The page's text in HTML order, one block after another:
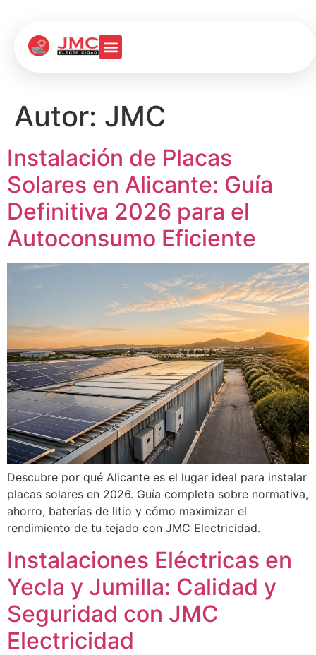
Autor: JMC
Instalación de Placas
Solares en Alicante: Guía
Definitiva 2026 para el
Autoconsumo Eficiente
Descubre por qué Alicante es el lugar ideal para instalar
placas solares en 2026. Guía completa sobre normativa,
ahorro, baterías de litio y cómo maximizar el
rendimiento de tu tejado con JMC Electricidad.
Instalaciones Eléctricas en
Yecla y Jumilla: Calidad y
Seguridad con JMC
Electricidad